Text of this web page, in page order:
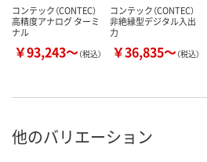
コンテック（CONTEC）
高精度アナログ ターミ
ナル
￥93,243～（税込）
コンテック（CONTEC）
非絶縁型デジタル入出
力
￥36,835～（税込）
他のバリエーション